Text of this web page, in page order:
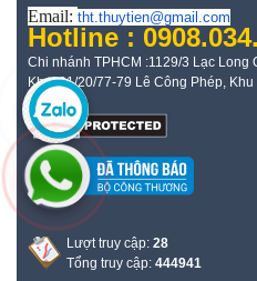
Email: tht.thuytien@gmail.com
Hotline :
Chi nhánh TPHCM :1129/3 Lạc Long
Kho: 21/20/77-79 Lê Công Phép, Khu
Lượt truy cập: 28
Tổng truy cập: 444941